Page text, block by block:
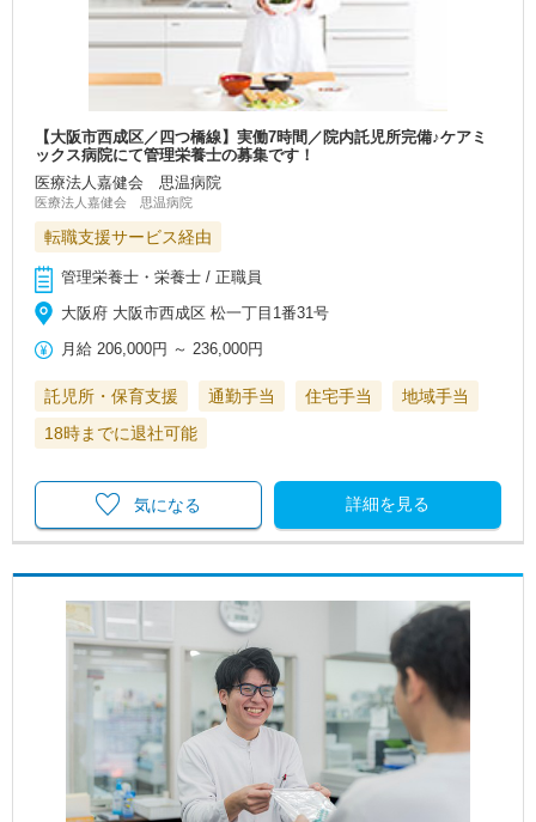
【大阪市西成区／四つ橋線】実働7時間／院内託児所完備♪ケアミ
ックス病院にて管理栄養士の募集です！
医療法人嘉健会 思温病院
医療法人嘉健会 思温病院
転職支援サービス経由
管理栄養士・栄養士 / 正職員
大阪府 大阪市西成区 松一丁目1番31号
月給 206,000円 ～ 236,000円
託児所・保育支援 通勤手当 住宅手当
地域手当
18時までに退社可能
詳細を見る
気になる